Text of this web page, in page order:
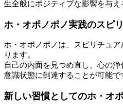
生全般にポジティブな影響を与え
ホ・オポノポノ実践のスピ
ホ・オポノポノは、スピリチュ
ります。
自己の内面を見つめ直し、心の
意識状態に到達することが可能で
新しい習慣としてのホ・オ